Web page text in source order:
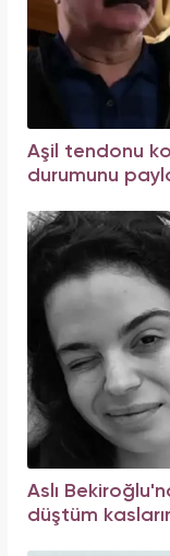
Aşil tendonu
durumunu
Aslı
düştüm